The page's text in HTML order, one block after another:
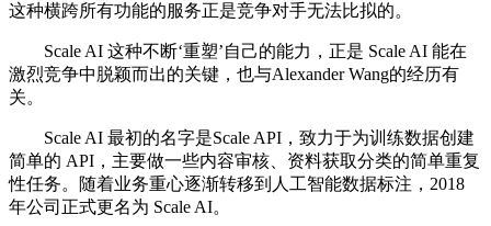
这种横跨所有功能的服务正是竞争对手无法比拟的。
Scale AI 这种不断‘重塑’自己的能力，正是 Scale AI 能在
激烈竞争中脱颖而出的关键，也与Alexander Wang的经历有
关。
Scale AI 最初的名字是Scale API，致力于为训练数据创建
简单的 API，主要做一些内容审核、资料获取分类的简单重复
性任务。随着业务重心逐渐转移到人工智能数据标注，2018
年公司正式更名为 Scale AI。